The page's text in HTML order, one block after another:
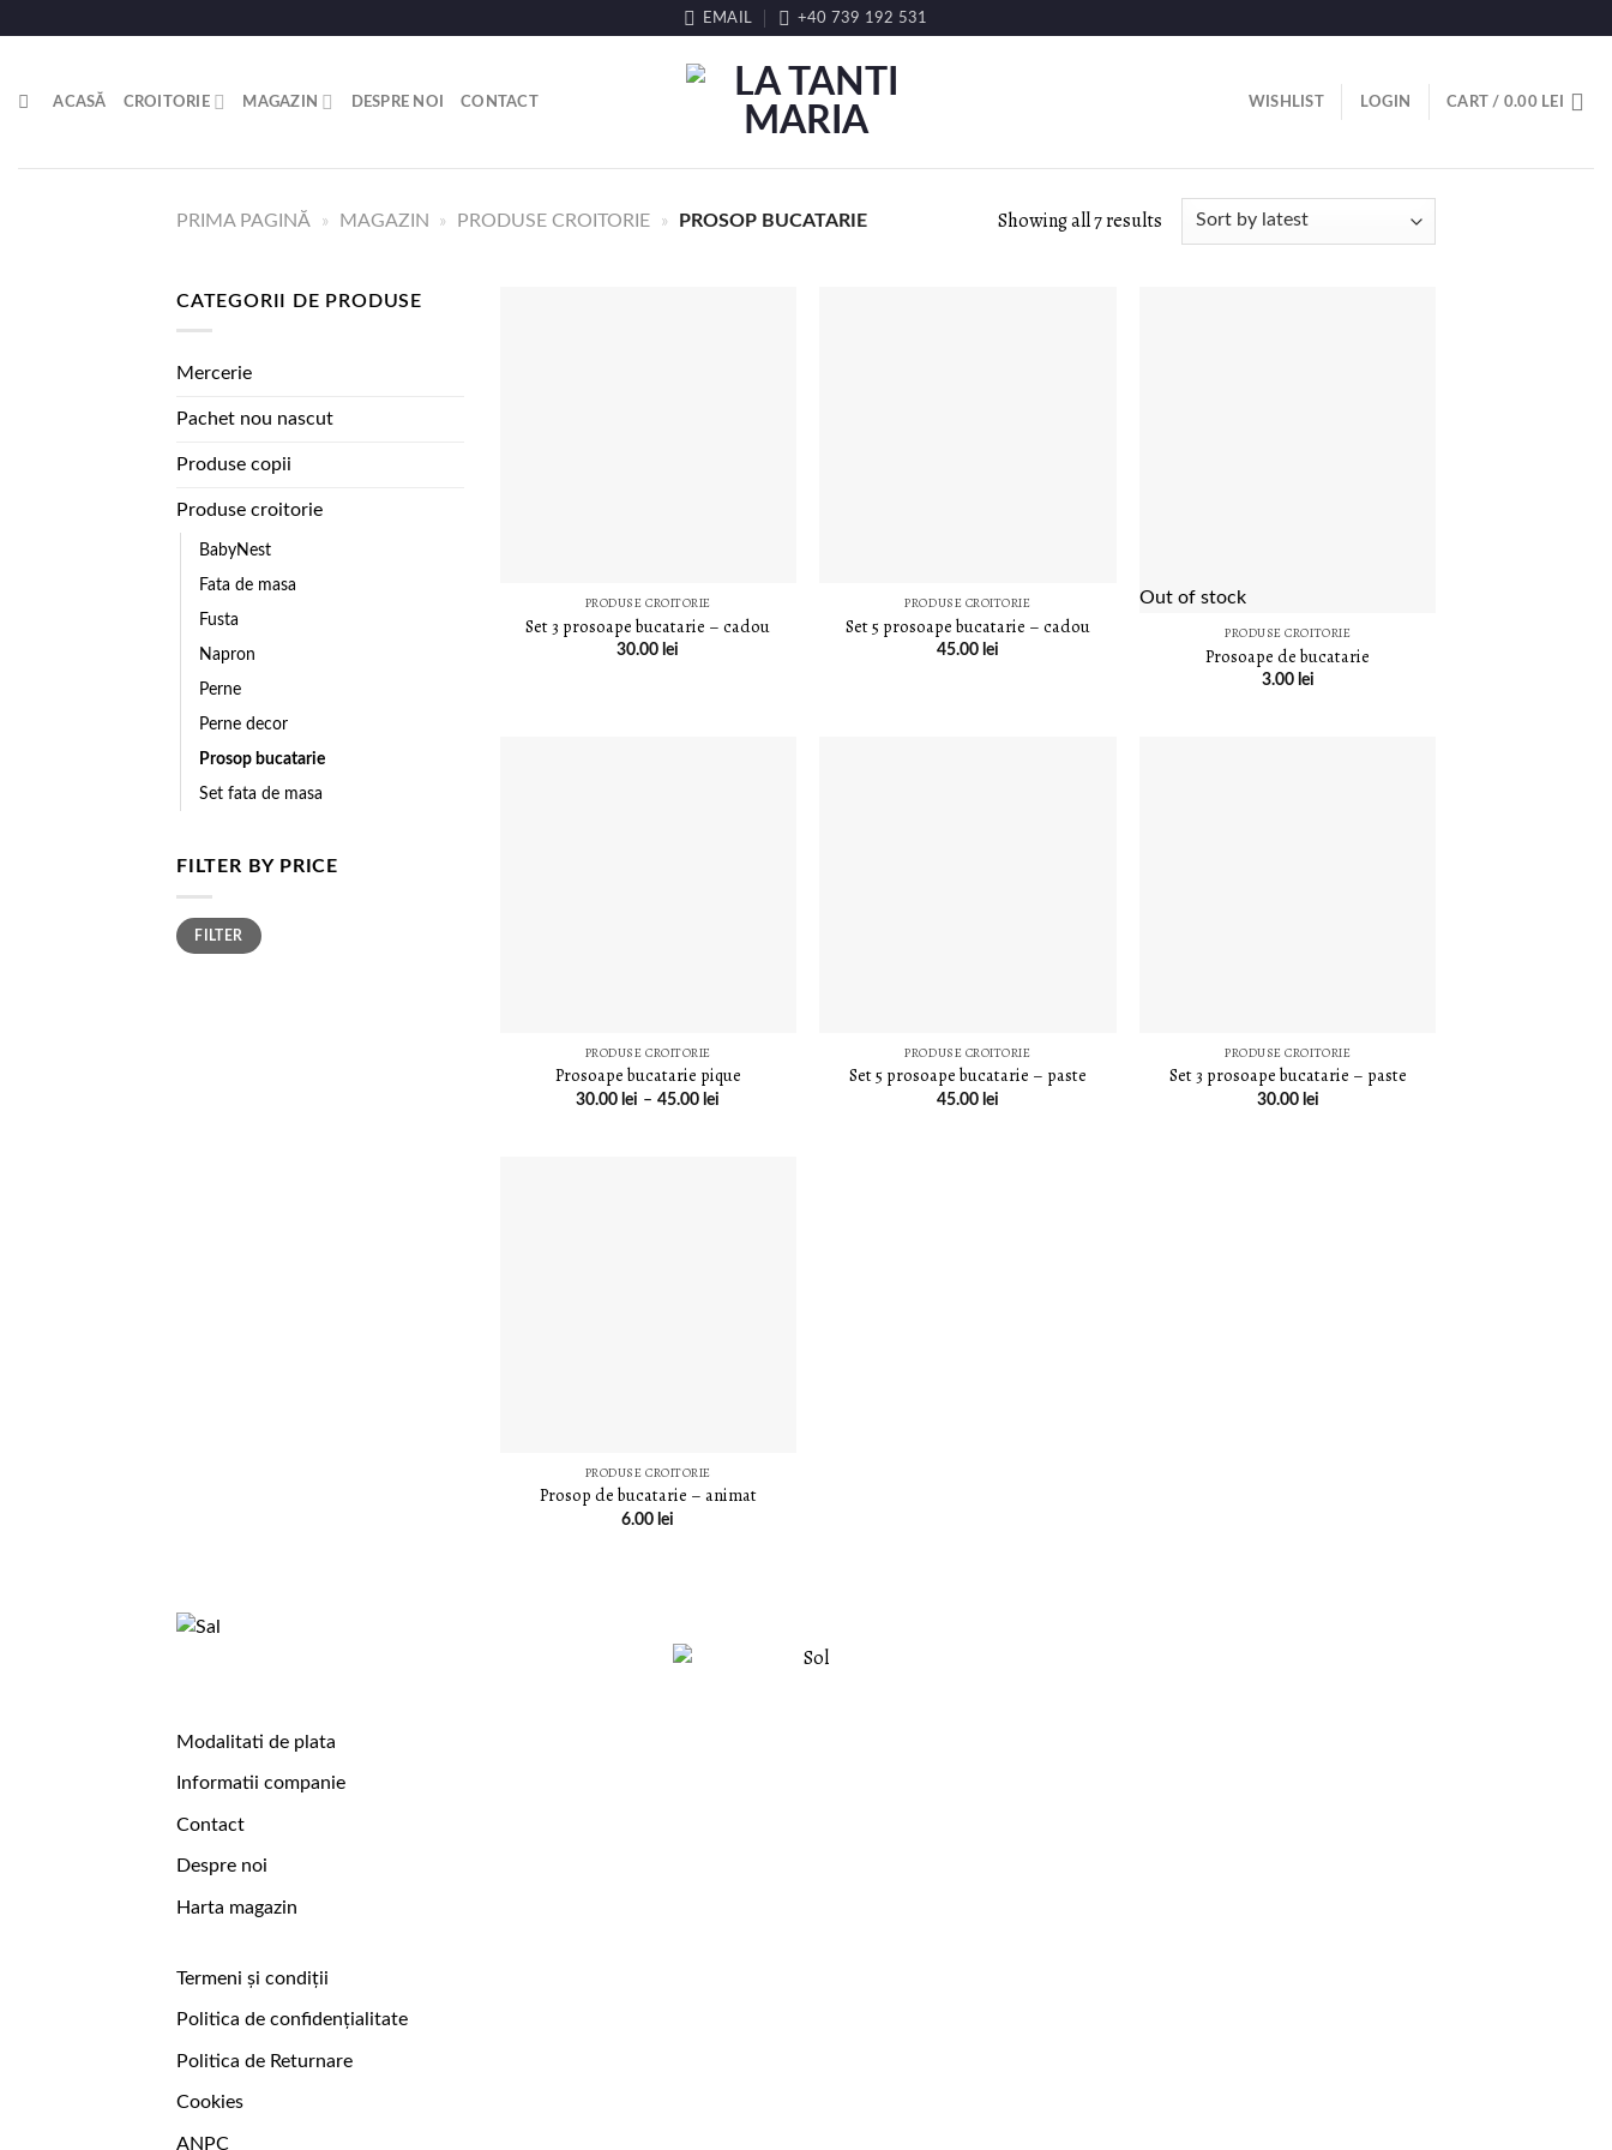
EMAIL +40 739 192 531
ACASĂ CROITORIE MAGAZIN DESPRE NOI CONTACT WISHLIST LOGIN CART / 0.00 LEI
PRIMA PAGINĂ » MAGAZIN » PRODUSE CROITORIE » PROSOP BUCATARIE Showing all 7 results
CATEGORII DE PRODUSE
Mercerie
Pachet nou nascut
Produse copii
Produse croitorie
BabyNest
Fata de masa
Fusta
Napron
Perne
Perne decor
Prosop bucatarie
Set fata de masa
FILTER BY PRICE
Min
price
Max
priceFILTER
PRODUSE CROITORIE
Set 3 prosoape bucatarie – cadou
30.00 lei
PRODUSE CROITORIE
Set 5 prosoape bucatarie – cadou
45.00 lei
Out of stock
PRODUSE CROITORIE
Prosoape de bucatarie
3.00 lei
PRODUSE CROITORIE
Prosoape bucatarie pique
30.00 lei –45.00 lei
PRODUSE CROITORIE
Set 5 prosoape bucatarie – paste
45.00 lei
PRODUSE CROITORIE
Set 3 prosoape bucatarie – paste
30.00 lei
PRODUSE CROITORIE
Prosop de bucatarie – animat
6.00 lei
Modalitati de plata
Informatii companie
Contact
Despre noi
Harta magazin
Termeni și condiții
Politica de confidențialitate
Politica de Returnare
Cookies
ANPC